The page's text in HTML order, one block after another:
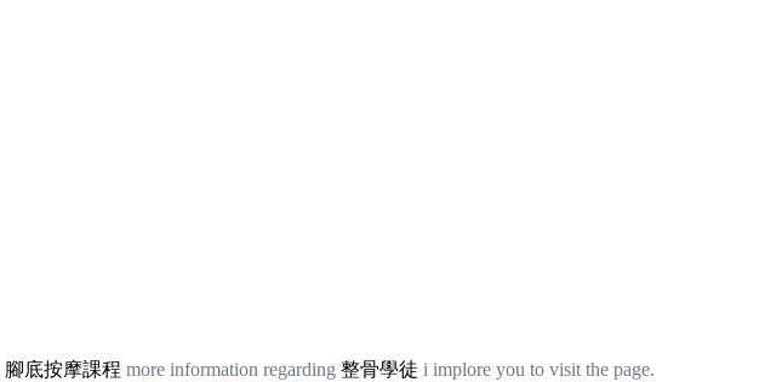
腳底按摩課程 more information regarding 整骨學徒 i implore you to visit the page.